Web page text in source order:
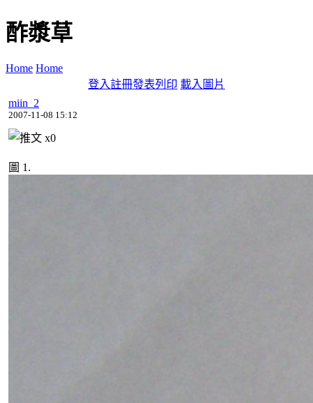
酢漿草
Home Home
登入註冊發表列印 載入圖片
miin_2
2007-11-08 15:12
x0
圖 1.